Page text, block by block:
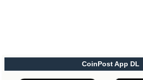
CoinPost App DL